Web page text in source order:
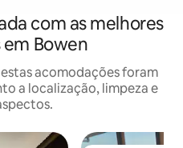
com as melhores
em Bowen
acomodações foram
a localização, limpeza e